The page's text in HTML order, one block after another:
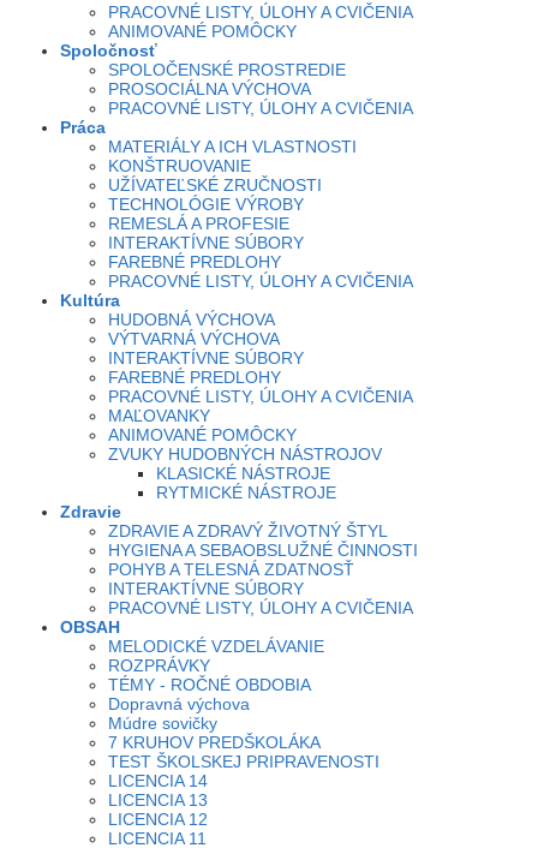
PRACOVNÉ LISTY, ÚLOHY A CVIČENIA
ANIMOVANÉ POMÔCKY
Spoločnosť
SPOLOČENSKÉ PROSTREDIE
PROSOCIÁLNA VÝCHOVA
PRACOVNÉ LISTY, ÚLOHY A CVIČENIA
Práca
MATERIÁLY A ICH VLASTNOSTI
KONŠTRUOVANIE
UŽÍVATEĽSKÉ ZRUČNOSTI
TECHNOLÓGIE VÝROBY
REMESLÁ A PROFESIE
INTERAKTÍVNE SÚBORY
FAREBNÉ PREDLOHY
PRACOVNÉ LISTY, ÚLOHY A CVIČENIA
Kultúra
HUDOBNÁ VÝCHOVA
VÝTVARNÁ VÝCHOVA
INTERAKTÍVNE SÚBORY
FAREBNÉ PREDLOHY
PRACOVNÉ LISTY, ÚLOHY A CVIČENIA
MAĽOVANKY
ANIMOVANÉ POMÔCKY
ZVUKY HUDOBNÝCH NÁSTROJOV
KLASICKÉ NÁSTROJE
RYTMICKÉ NÁSTROJE
Zdravie
ZDRAVIE A ZDRAVÝ ŽIVOTNÝ ŠTYL
HYGIENA A SEBAOBSLUŽNÉ ČINNOSTI
POHYB A TELESNÁ ZDATNOSŤ
INTERAKTÍVNE SÚBORY
PRACOVNÉ LISTY, ÚLOHY A CVIČENIA
OBSAH
MELODICKÉ VZDELÁVANIE
ROZPRÁVKY
TÉMY - ROČNÉ OBDOBIA
Dopravná výchova
Múdre sovičky
7 KRUHOV PREDŠKOLÁKA
TEST ŠKOLSKEJ PRIPRAVENOSTI
LICENCIA 14
LICENCIA 13
LICENCIA 12
LICENCIA 11